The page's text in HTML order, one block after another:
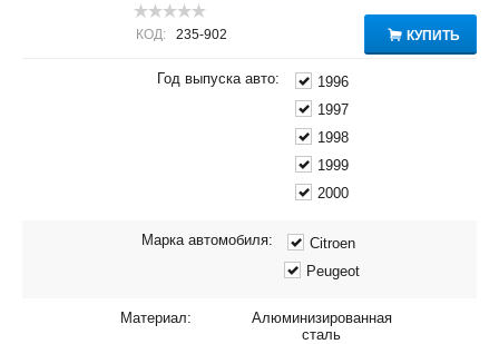
КОД: 235-902 КУПИТЬ
Год выпуска авто:
1996
1997
1998
1999
2000
Марка автомобиля:
Citroen
Peugeot
Материал:
Алюминизированная
сталь